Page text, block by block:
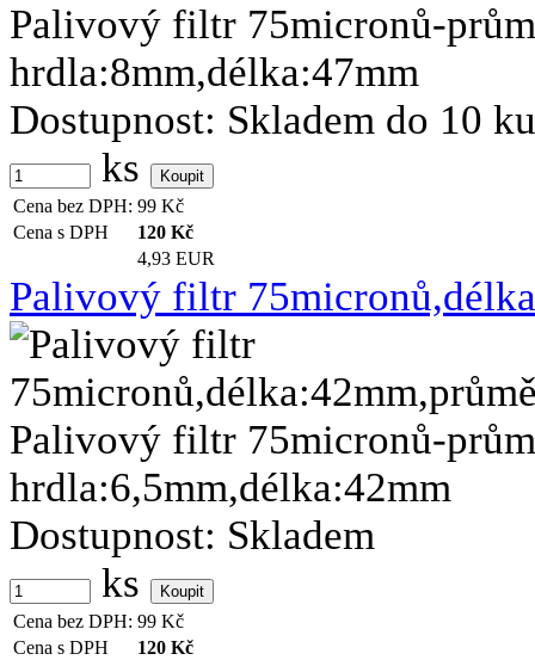
Palivový filtr 75micronů-
hrdla:8mm,délka:47mm
Dostupnost: Skladem do 10
ks
Cena bez DPH: 99 Kč
Cena s DPH
120 Kč
4,93 EUR
Palivový filtr
Palivový filtr 75micronů-
hrdla:6,5mm,délka:42mm
Dostupnost: Skladem
ks
Cena bez DPH: 99 Kč
Cena s DPH
120 Kč